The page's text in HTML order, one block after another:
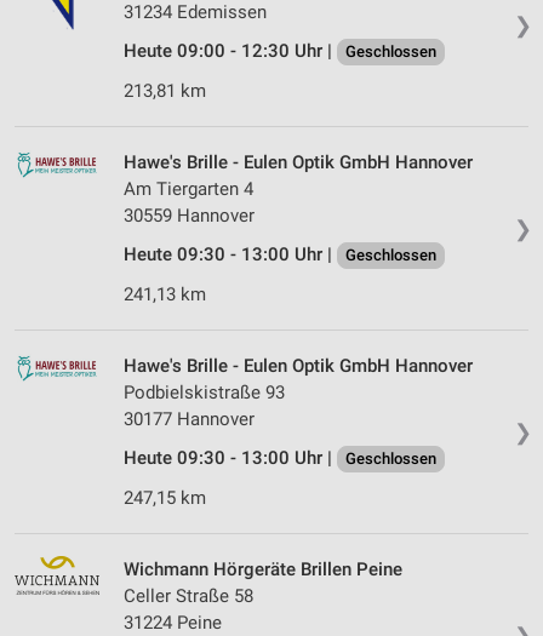
❯
31234 Edemissen
Heute 09:00 - 12:30 Uhr |
Geschlossen
213,81 km
❯
Hawe's Brille - Eulen Optik GmbH Hannover
Am Tiergarten 4
30559 Hannover
Heute 09:30 - 13:00 Uhr |
Geschlossen
241,13 km
❯
Hawe's Brille - Eulen Optik GmbH Hannover
Podbielskistraße 93
30177 Hannover
Heute 09:30 - 13:00 Uhr |
Geschlossen
247,15 km
Wichmann Hörgeräte Brillen Peine
Celler Straße 58
31224 Peine